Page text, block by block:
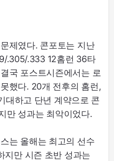
제였다. 콘포토는 지난
.305/.333 12홈런 36타
국 포스트시즌에서는 로
했다. 20개 전후의 홈런,
대하고 단년 계약으로 콘
만 성과는 최악이었다.
는 올해는 최고의 선수
지만 시즌 초반 성과는